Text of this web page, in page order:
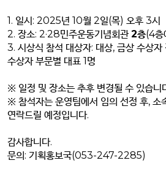
1. 일시: 2025년 10월 2일(목) 오후 3시
2. 장소: 2·28민주운동기념회관2층(4층
3. 시상식 참석 대상자: 대상, 금상 수상자
수상자 부문별 대표 1명
※ 일정 및 장소는 추후 변경될 수 있습니
※ 참석자는 운영팀에서 임의 선정 후, 소
연락드릴 예정입니다.
감사합니다.
문의: 기획홍보국(053-247-2285)